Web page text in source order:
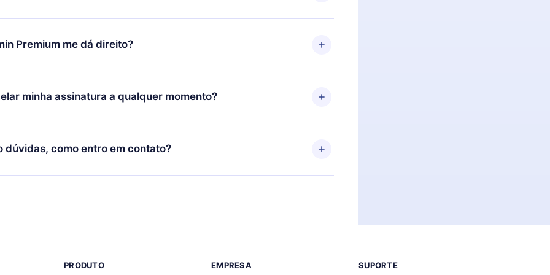
só se aplicará a partir do próximo período de cobrança. Por
decidiu mudar sua assinatura mensal para anual, após confirmar a
o plano anual, o novo plano só será aplicado e cobrado após o aniversário
Premium me dá direito?
é um plano que te garante acesso a toda nossa biblioteca de 2500+
em 3 línguas (Inglês, espanhol e português) que você pode ler ou
momento através do nosso aplicativo disponível para iOS, Android e
minha assinatura a qualquer momento?
por não renovar sua assinatura do 12min, você pode cancelar a
e o próximo ciclo de cobrança não ocorrerá.
dúvidas, como entro em contato?
para entrar em contato porsupport@12min.com.
PRODUTO EMPRESA SUPORTE